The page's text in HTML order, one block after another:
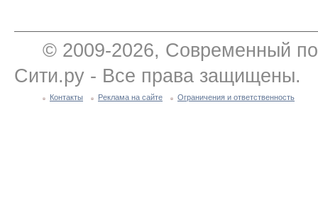
© 2009-2026, Современный
Сити.ру - Все права защищены.
Контакты Реклама на сайте Ограничения и ответственность